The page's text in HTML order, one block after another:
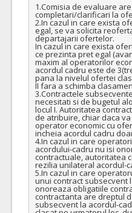
1.Comisia de evaluare
completari/clarificari la
2.In cazul in care exista
egal, se va solicita
departajarii ofertelor.
In cazul in care exista
ce prezinta pret egal
maxim al operatorilor
acordul cadru este de
pana la nivelul ofertei
II fara a schimba
3.Contractele
necesitati si de bugetul
locul I. Autoritatea
de atribuire, chiar daca
operator economic cu
incheia acordul cadru
4.In cazul in care
acordului-cadru nu isi
contractuale, autoritatea
rezilia unilateral acordul-
5.In cazul in care
unui contract subsecvent
onoreaza obligatiile
contractanta are dreptul
subsecvent la acordul-